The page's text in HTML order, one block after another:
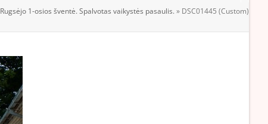
Rugsėjo 1-osios šventė. Spalvotas vaikystės pasaulis.» DSC01445 (Custom)